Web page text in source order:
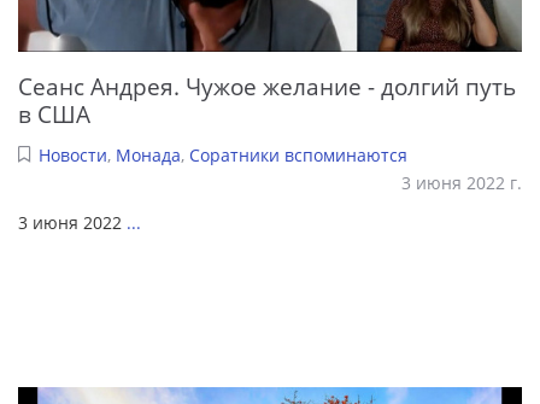
Сеанс Андрея. Чужое желание - долгий путь
в США
Новости, Монада, Соратники вспоминаются
3 июня 2022 г.
3 июня 2022 ...